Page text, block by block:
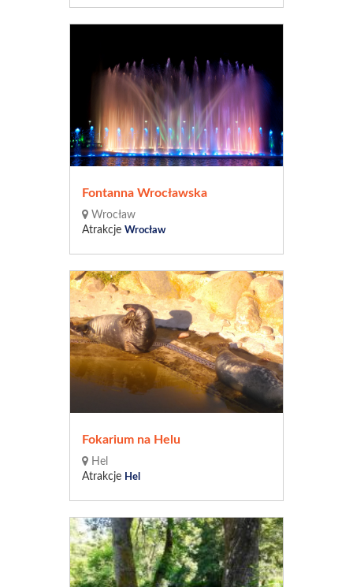
Fontanna Wrocławska
Wrocław
Atrakcje Wrocław
Fokarium na Helu
Hel
Atrakcje Hel